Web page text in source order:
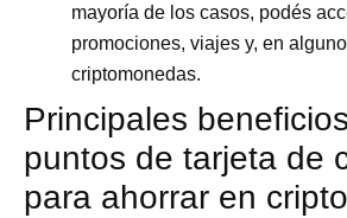
mayoría de los casos, podés
promociones, viajes y, en
criptomonedas.
Principales
puntos de tarjeta de
para ahorrar en